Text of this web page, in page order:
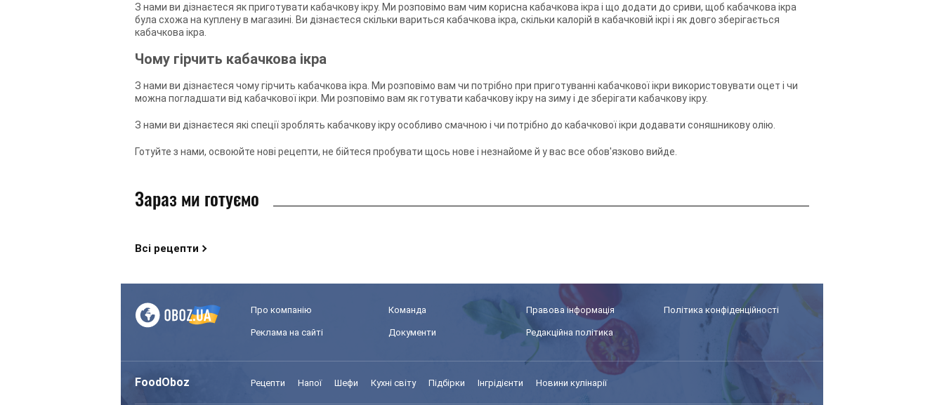
З нами ви дізнаєтеся як приготувати кабачкову ікру. Ми розповімо вам чим корисна кабачкова ікра і що додати до сриви, щоб кабачкова ікра
була схожа на куплену в магазині. Ви дізнаєтеся скільки вариться кабачкова ікра, скільки калорій в кабачковій ікрі і як довго зберігається
кабачкова ікра.
Чому гірчить кабачкова ікра
З нами ви дізнаєтеся чому гірчить кабачкова ікра. Ми розповімо вам чи потрібно при приготуванні кабачкової ікри використовувати оцет і чи
можна погладшати від кабачкової ікри. Ми розповімо вам як готувати кабачкову ікру на зиму і де зберігати кабачкову ікру.
З нами ви дізнаєтеся які спеції зроблять кабачкову ікру особливо смачною і чи потрібно до кабачкової ікри додавати соняшникову олію.
Готуйте з нами, освоюйте нові рецепти, не бійтеся пробувати щось нове і незнайоме й у вас все обов'язково вийде.
Зараз ми готуємо
Всі рецепти
Про компанію Команда Правова інформація Політика конфіденційності
Реклама на сайті Документи Редакційна політика
FoodOboz Рецепти Напої Шефи Кухні світу Підбірки Інгрідієнти Новини кулінарії